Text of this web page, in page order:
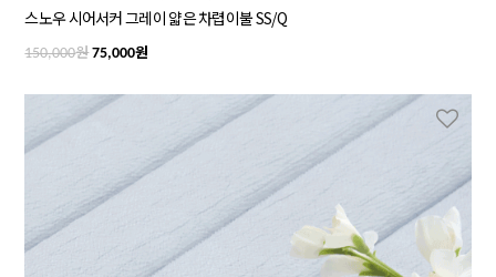
스노우 시어서커 그레이 얇은 차렵이불 SS/Q
150,000원75,000원